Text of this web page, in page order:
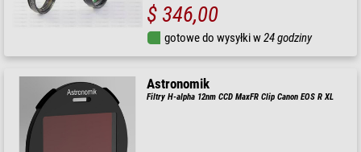
$ 346,00
gotowe do wysyłki w24 godziny
Astronomik
Filtry H-alpha 12nm CCD MaxFR Clip Canon EOS R XL